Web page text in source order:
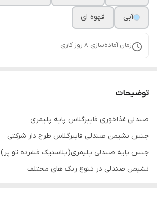
آبی قهوه ای
زمان آماده‌سازی 8 روز کاری
توضیحات
صندلی غذاخوری فایبرگلاس پایه پلیمری
جنس نشیمن صندلی فایبرگلاس طرح دار شرکتی
جنس پایه صندلی پلیمری(پلاستیک فشرده تو پر)
نشیمن صندلی در تنوع رنگ های مختلف